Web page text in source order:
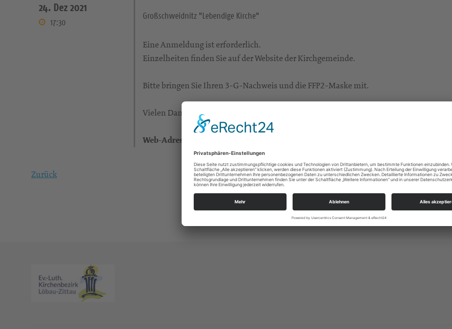
24. Dez 2021
17:30
Großschweidnitz "Lebendige Kirche"
Eine Anmeldung ist erforderlich.
Einzelheiten finden Sie auf der Website der Kirchgemeinde.
Bitte bringen Sie Ihren 3-G-Nachweis und die FFP2-Maske mit.
Vielen Dank für Ihr Verständnis.
Web-Adresse:
Zurück